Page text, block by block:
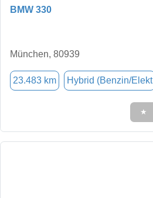
BMW 330
München, 80939
23.483 km Hybrid (Benzin/Elekt
★